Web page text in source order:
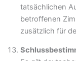
tatsächlichen
betroffenen
zusätzlich für